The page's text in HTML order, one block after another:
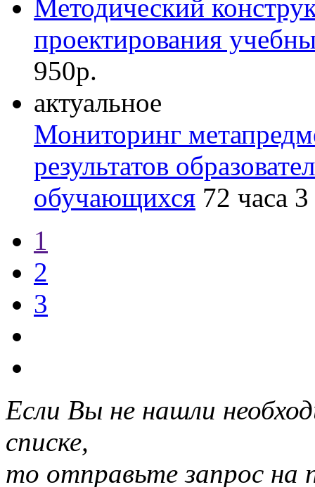
Методический
проектирования
950р.
актуальное
Мониторинг
результатов
обучающихся 72 часа 3
1
2
3
Если Вы не нашли
списке,
то отправьте запрос на